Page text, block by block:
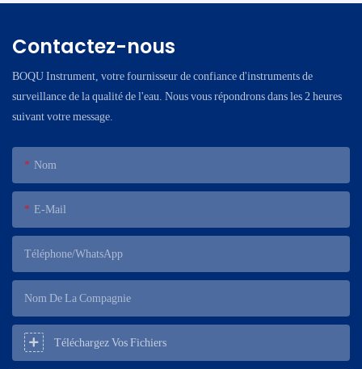
Contactez-nous
BOQU Instrument, votre fournisseur de confiance d'instruments de
surveillance de la qualité de l'eau. Nous vous répondrons dans les 2 heures
suivant votre message.
Nom
E-Mail
Téléphone/WhatsApp
Nom De La Compagnie
Téléchargez Vos Fichiers